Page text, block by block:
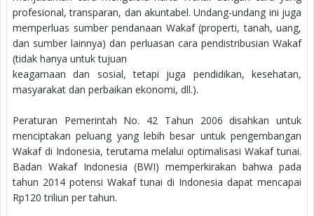
profesional, transparan, dan akuntabel. Undang-undang ini juga
memperluas sumber pendanaan Wakaf (properti, tanah, uang,
dan sumber lainnya) dan perluasan cara pendistribusian Wakaf
(tidak hanya untuk tujuan
keagamaan dan sosial, tetapi juga pendidikan, kesehatan,
masyarakat dan perbaikan ekonomi, dll.).
Peraturan Pemerintah No. 42 Tahun 2006 disahkan untuk
menciptakan peluang yang lebih besar untuk pengembangan
Wakaf di Indonesia, terutama melalui optimalisasi Wakaf tunai.
Badan Wakaf Indonesia (BWI) memperkirakan bahwa pada
tahun 2014 potensi Wakaf tunai di Indonesia dapat mencapai
Rp120 triliun per tahun.